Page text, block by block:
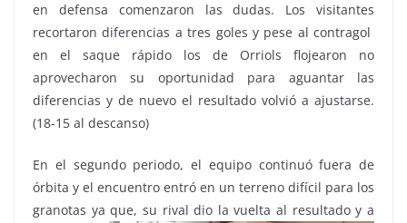
en defensa comenzaron las dudas. Los visitantes
recortaron diferencias a tres goles y pese al contragol
en el saque rápido los de Orriols flojearon no
aprovecharon su oportunidad para aguantar las
diferencias y de nuevo el resultado volvió a ajustarse.
(18-15 al descanso)
En el segundo periodo, el equipo continuó fuera de
órbita y el encuentro entró en un terreno difícil para los
granotas ya que, su rival dio la vuelta al resultado y a